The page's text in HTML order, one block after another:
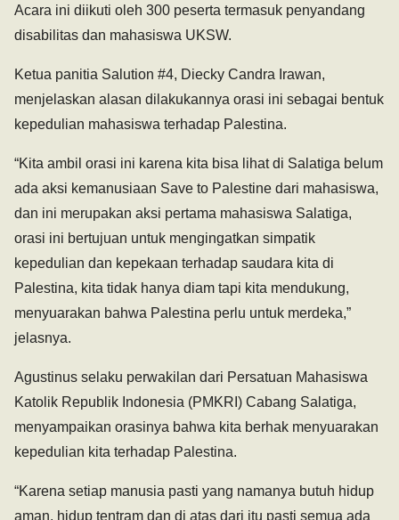
Acara ini diikuti oleh 300 peserta termasuk penyandang
disabilitas dan mahasiswa UKSW.
Ketua panitia Salution #4, Diecky Candra Irawan,
menjelaskan alasan dilakukannya orasi ini sebagai bentuk
kepedulian mahasiswa terhadap Palestina.
“Kita ambil orasi ini karena kita bisa lihat di Salatiga belum
ada aksi kemanusiaan Save to Palestine dari mahasiswa,
dan ini merupakan aksi pertama mahasiswa Salatiga,
orasi ini bertujuan untuk mengingatkan simpatik
kepedulian dan kepekaan terhadap saudara kita di
Palestina, kita tidak hanya diam tapi kita mendukung,
menyuarakan bahwa Palestina perlu untuk merdeka,”
jelasnya.
Agustinus selaku perwakilan dari Persatuan Mahasiswa
Katolik Republik Indonesia (PMKRI) Cabang Salatiga,
menyampaikan orasinya bahwa kita berhak menyuarakan
kepedulian kita terhadap Palestina.
“Karena setiap manusia pasti yang namanya butuh hidup
aman, hidup tentram dan di atas dari itu pasti semua ada